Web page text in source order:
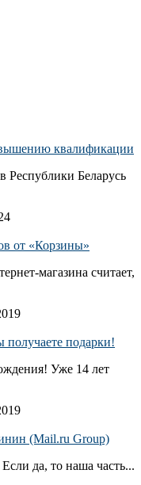
квалификации
Республики Беларусь
от «Корзины»
магазина считает,
подарки!
Уже 14 лет
(Mail.ru Group)
да, то наша часть...